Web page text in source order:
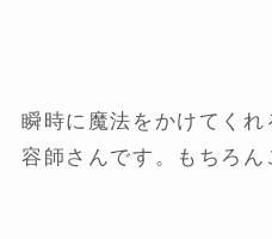
瞬時に魔法をかけてく
容師さんです。もちろん